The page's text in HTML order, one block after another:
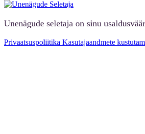
Unenägude seletaja on sinu
Privaatsuspoliitika Kasutajaandmete